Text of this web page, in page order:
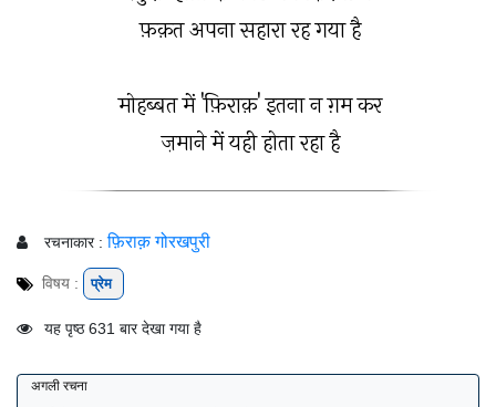
फ़क़त अपना सहारा रह गया है
मोहब्बत में 'फ़िराक़' इतना न ग़म कर
ज़माने में यही होता रहा है
रचनाकार : फ़िराक़ गोरखपुरी
विषय : प्रेम
यह पृष्ठ 631 बार देखा गया है
अगली रचना